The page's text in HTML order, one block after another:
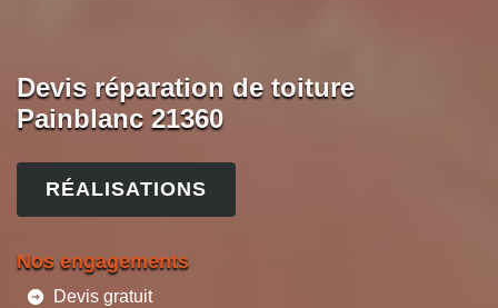
Devis réparation de toiture
Painblanc 21360
RÉALISATIONS
Nos engagements
Devis gratuit